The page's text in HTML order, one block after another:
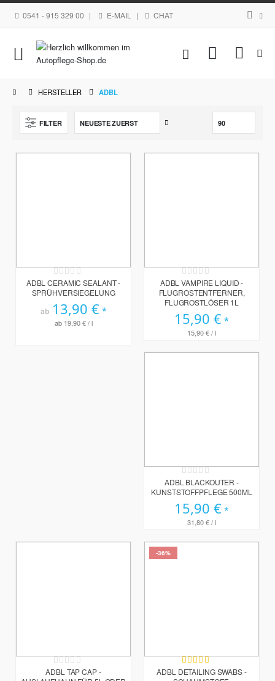
0541 - 915 329 00 | E-MAIL | CHAT
Navigation
umschalten
Mein
HERSTELLER ADBL
FILTER
Rating:
0%
ADBL CERAMIC SEALANT -
SPRÜHVERSIEGELUNG
ab 13,90 €
ab 19,90 €/ l
Rating:
0%
ADBL VAMPIRE LIQUID -
FLUGROSTENTFERNER,
FLUGROSTLÖSER 1L
15,90 €
15,90 €/ l
Rating:
0%
ADBL BLACKOUTER -
KUNSTSTOFFPFLEGE 500ML
15,90 €
31,80 €/ l
Rating:
0%
ADBL TAP CAP -
-36%
Bewertung:
90%
ADBL DETAILING SWABS -